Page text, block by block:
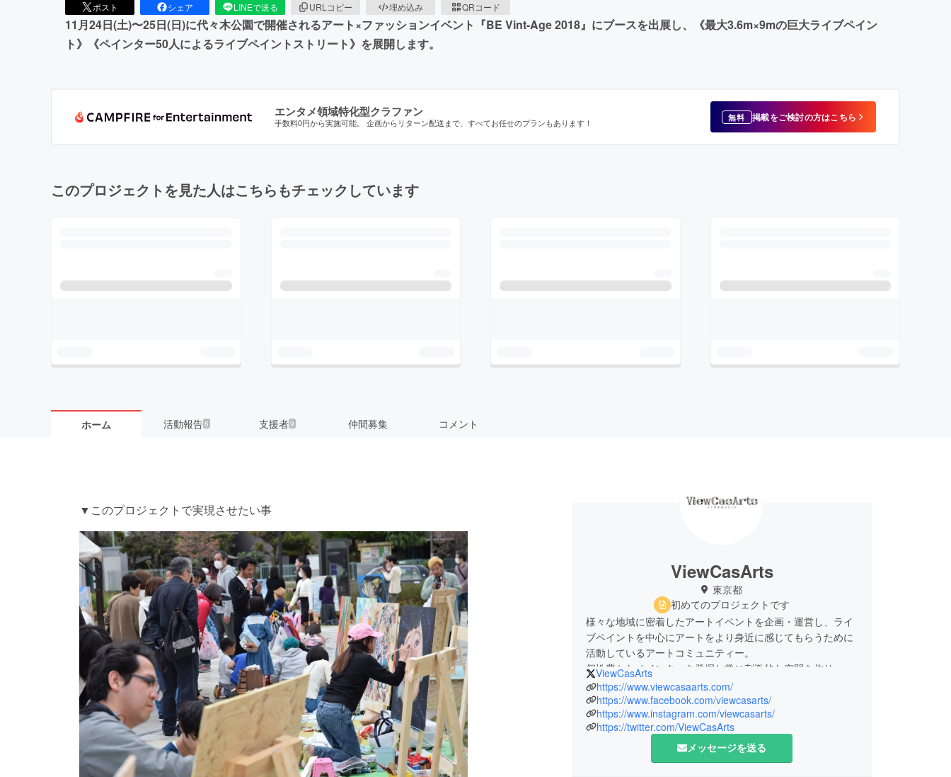
ポスト シェア LINEで送る URLコピー 埋め込み QRコード
11月24日(土)〜25日(日)に代々木公園で開催されるアート×ファッションイベント『BE Vint-Age 2018』にブースを出展し、《最大3.6m×9mの巨大ライブペイン
ト》《ペインター50人によるライブペイントストリート》を展開します。
エンタメ領域特化型クラファン
手数料0円から実施可能。 企画からリターン配送まで、すべてお任せのプランもあります！ 無料 掲載をご検討の方はこちら
このプロジェクトを見た人はこちらもチェックしています
ホーム 活動報告6 支援者9 仲間募集 コメント
▼このプロジェクトで実現させたい事
ViewCasArts
東京都
初めてのプロジェクトです
様々な地域に密着したアートイベントを企画・運営し、ライ
ブペイントを中心にアートをより身近に感じてもらうために
活動しているアートコミュニティー。
個性豊かなペインターを発掘し常に刺激的な空間を作り、観
た者を魅了するアートを発信し続けている。
ViewCasArts
https://www.viewcasaarts.com/
https://www.facebook.com/viewcasarts/
https://www.instagram.com/viewcasarts/
https://twitter.com/ViewCasArts
メッセージを送る